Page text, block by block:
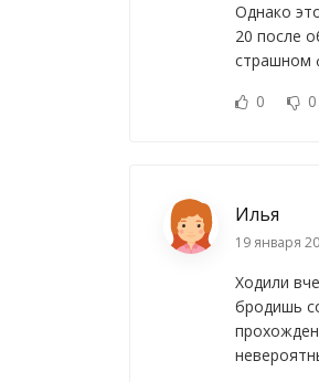
Однако
20 после
страшном
0
0
Илья
19 января
Ходили
бродишь